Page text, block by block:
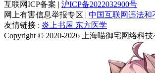
互联网ICP备案 | 沪ICP备2022032900号
网上有害信息举报专区 | 中国互联网违法和
友情链接 : 炎上书屋 东方医学
Copyright © 2020-2026 上海喵御宅网络科